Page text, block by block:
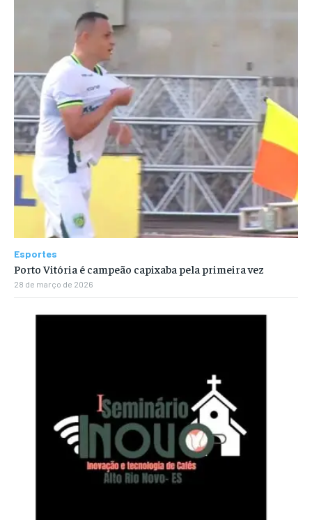
Esportes
Porto Vitória é campeão capixaba pela primeira vez
28 de março de 2026